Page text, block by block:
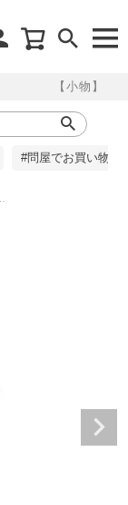
【小物】
#問屋でお買い物